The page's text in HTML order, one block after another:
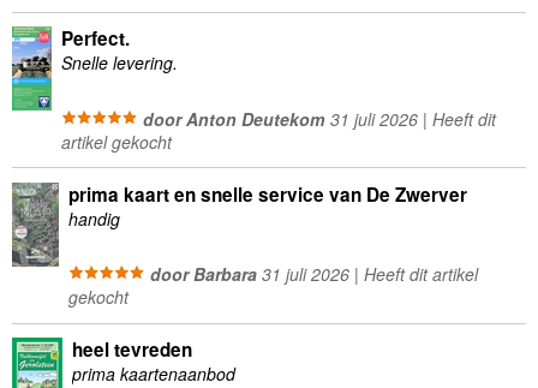
Perfect.
Snelle levering.
door Anton Deutekom31 juli 2026 | Heeft dit
artikel gekocht
prima kaart en snelle service van De Zwerver
handig
door Barbara31 juli 2026 | Heeft dit artikel
gekocht
heel tevreden
prima kaartenaanbod